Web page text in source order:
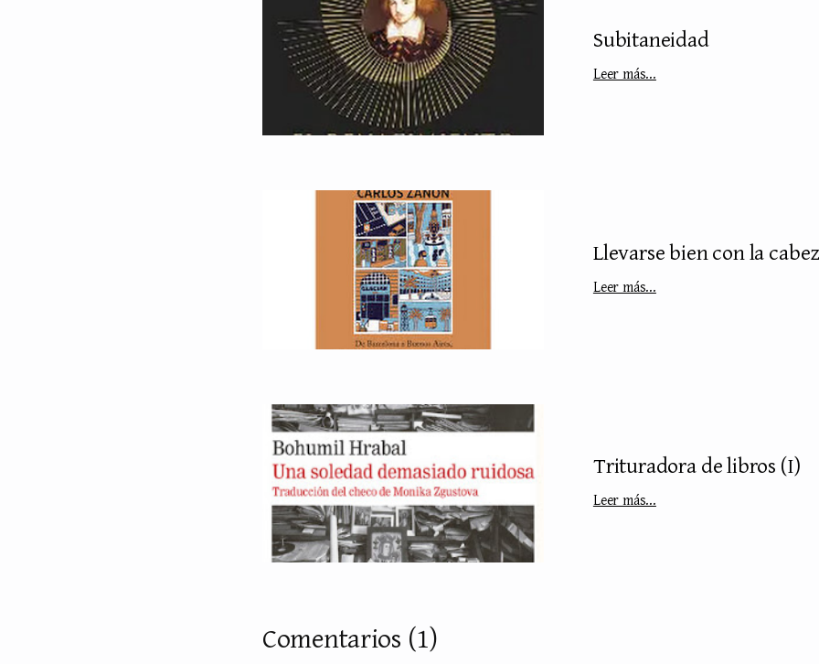
Subitaneidad
Leer más...
Llevarse bien con la
Leer más...
Trituradora de libros (I)
Leer más...
Comentarios (1)